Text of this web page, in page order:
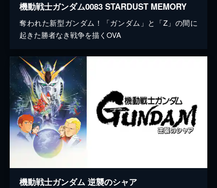
機動戦士ガンダム0083 STARDUST MEMORY
奪われた新型ガンダム！「ガンダム」と「Z」の間に
起きた勝者なき戦争を描くOVA
機動戦士ガンダム 逆襲のシャア